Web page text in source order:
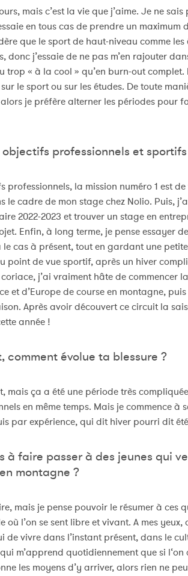
mais c’est la vie que j’aime. Je ne
en tous cas de prendre un maximum
que le sport de haut-niveau comme les
donc j’essaie de ne pas m’en rajouter
« à la cool » qu’en burn-out complet.
le sport ou sur les études. De toute
je préfère alterner les périodes pour
professionnels et
professionnels, la mission numéro 1 est
le cadre de mon stage chez Nolio. Puis,
2022-2023 et trouver un stage en
Enfin, à long terme, je pense essayer
le cas à présent, tout en gardant une
point de vue sportif, après un hiver
j’ai vraiment hâte de commencer
et d’Europe de course en montagne,
Après avoir découvert ce circuit la
année !
comment évolue ta blessure ?
mais ça a été une période très
en même temps. Mais je commence à
par expérience, qui dit hiver pourri dit
à faire passer à des jeunes qui
montagne ?
mais je pense pouvoir le résumer à ces
l’on se sent libre et vivant. A mes yeux,
de vivre dans l’instant présent, dans le
m’apprend quotidiennement que si
les moyens d’y arriver, alors rien ne